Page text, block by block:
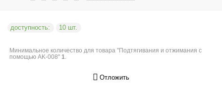
доступность: 10 шт.
Минимальное количество для товара "Подтягивания и отжимания с
помощью AK-008"1.
Отложить